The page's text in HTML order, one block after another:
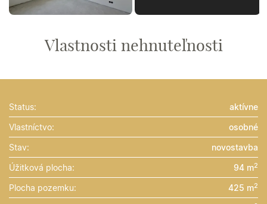
Vlastnosti nehnuteľnosti
Status:
aktívne
Vlastníctvo:
osobné
Stav:
novostavba
Úžitková plocha:
94 m2
Plocha pozemku: 425 m2